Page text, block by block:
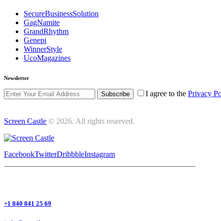
SecureBusinessSolution
GagNamite
GrandRhythm
Genepi
WinnerStyle
UcoMagazines
Newsletter
Subscribe I agree to the Privacy
Screen Castle © 2026. All rights reserved.
FacebookTwitterDribbbleInstagram
+1 840 841 25 69